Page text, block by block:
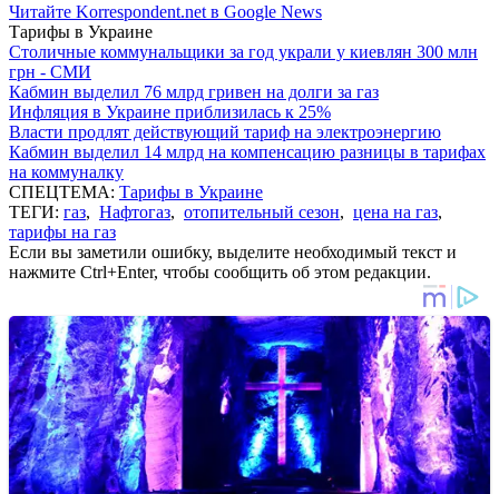
Читайте Korrespondent.net в Google News
Тарифы в Украине
Столичные коммунальщики за год украли у киевлян 300 млн
грн - СМИ
Кабмин выделил 76 млрд гривен на долги за газ
Инфляция в Украине приблизилась к 25%
Власти продлят действующий тариф на электроэнергию
Кабмин выделил 14 млрд на компенсацию разницы в тарифах
на коммуналку
СПЕЦТЕМА: Тарифы в Украине
ТЕГИ: газ, Нафтогаз, отопительный сезон, цена на газ,
тарифы на газ
Если вы заметили ошибку, выделите необходимый текст и
нажмите Ctrl+Enter, чтобы сообщить об этом редакции.